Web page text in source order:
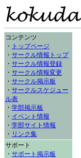
コンテンツ
・ トップページ
・ サークル情報トップ
・ サークル情報登録
・ サークル情報変更
・ サークル掲示板
・ サークルスケジュー
ル表
・ 学部掲示板
・ イベント情報
・ 学部サイト情報
・ リンク集
サポート
・ サポート掲示板